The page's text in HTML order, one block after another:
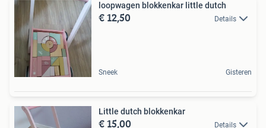
loopwagen blokkenkar little dutch
€ 12,50 Details
Sneek Gisteren
Little dutch blokkenkar
€ 15,00 Details